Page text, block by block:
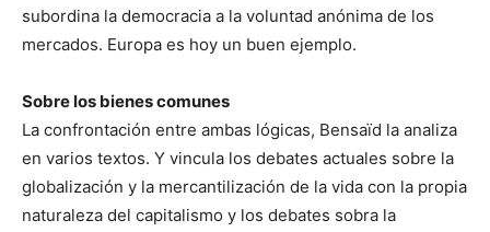
subordina la democracia a la voluntad anónima de los
mercados. Europa es hoy un buen ejemplo.
Sobre los bienes comunes
La confrontación entre ambas lógicas, Bensaïd la analiza
en varios textos. Y vincula los debates actuales sobre la
globalización y la mercantilización de la vida con la propia
naturaleza del capitalismo y los debates sobra la